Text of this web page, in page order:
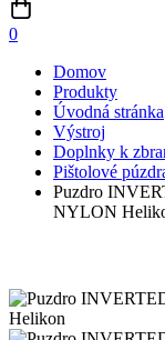
0
Domov
Produkty
Úvodná stránka
Výstroj
Doplnky k
Pištolové
Puzdro
NYLON